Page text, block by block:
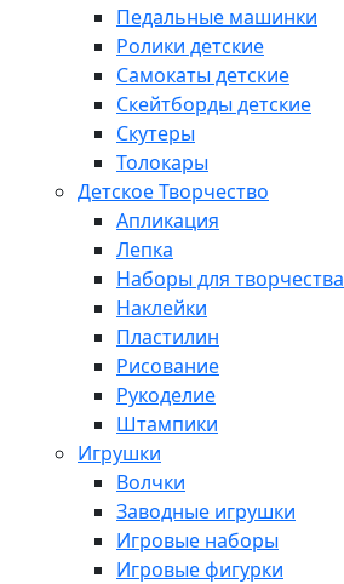
Педальные машинки
Ролики детские
Самокаты детские
Скейтборды детские
Скутеры
Толокары
Детское Творчество
Апликация
Лепка
Наборы для творчества
Наклейки
Пластилин
Рисование
Рукоделие
Штампики
Игрушки
Волчки
Заводные игрушки
Игровые наборы
Игровые фигурки